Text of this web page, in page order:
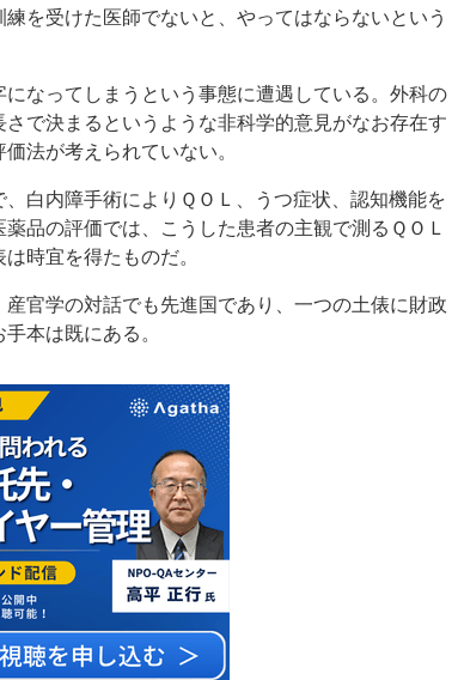
を受けた医師でないと、やってはならないという
なってしまうという事態に遭遇している。外科の
で決まるというような非科学的意見がなお存在す
法が考えられていない。
白内障手術によりＱＯＬ、うつ症状、認知機能を
品の評価では、こうした患者の主観で測るＱＯＬ
時宜を得たものだ。
官学の対話でも先進国であり、一つの土俵に財政
本は既にある。